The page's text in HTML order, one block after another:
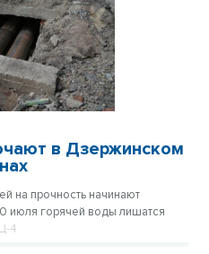
в Дзержинском
на прочность начинают
июля горячей воды лишатся
4